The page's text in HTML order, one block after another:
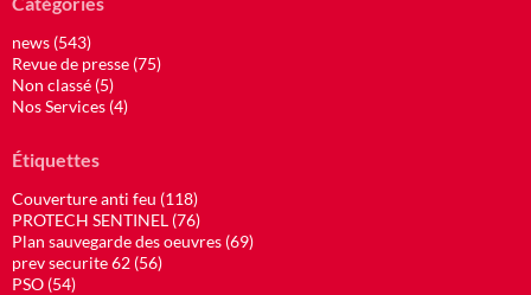
news (543)
Revue de presse (75)
Non classé (5)
Nos Services (4)
Étiquettes
Couverture anti feu (118)
PROTECH SENTINEL (76)
Plan sauvegarde des oeuvres (69)
prev securite 62 (56)
PSO (54)